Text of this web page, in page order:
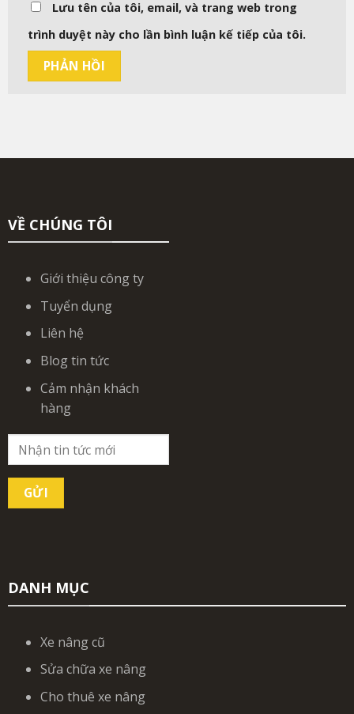
Lưu tên của tôi, email, và trang web trong
trình duyệt này cho lần bình luận kế tiếp của tôi.
VỀ CHÚNG TÔI
Giới thiệu công ty
Tuyển dụng
Liên hệ
Blog tin tức
Cảm nhận khách
hàng
DANH MỤC
Xe nâng cũ
Sửa chữa xe nâng
Cho thuê xe nâng